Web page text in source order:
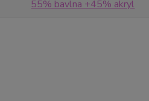
55% bavlna +45% akryl